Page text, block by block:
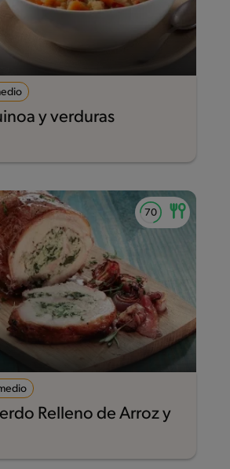
y verduras
Relleno de Arroz y